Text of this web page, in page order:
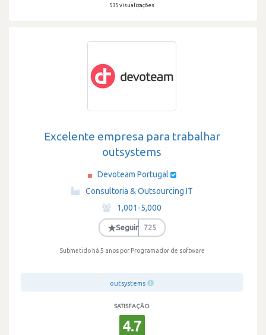
535 visualizações
Excelente empresa para trabalhar
outsystems
Devoteam Portugal
·
Consultoria & Outsourcing IT
·
1,001-5,000
·
★Seguir 725
Submetido há 5 anos por Programador de software
outsystems
SATISFAÇÃO
4.7